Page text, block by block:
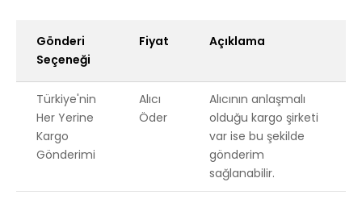
Gönderi
Seçeneği
Fiyat Açıklama
Türkiye'nin
Her Yerine
Kargo
Gönderimi
Alıcı
Öder
Alıcının anlaşmalı
olduğu kargo şirketi
var ise bu şekilde
gönderim
sağlanabilir.